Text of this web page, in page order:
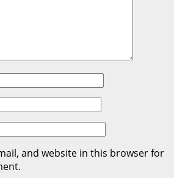
and website in this browser for